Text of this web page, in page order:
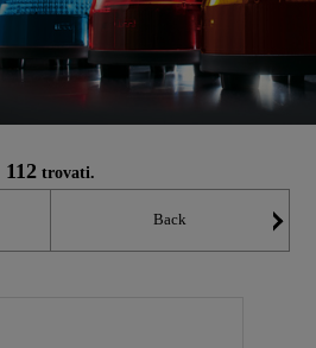
112trovati.
Back